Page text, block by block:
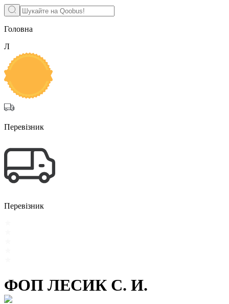
Головна
Л
Перевізник
Перевізник
ФОП ЛЕСИК С. И.